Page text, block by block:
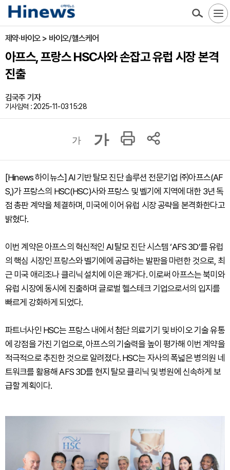
제약·바이오 > 바이오/헬스케어
아프스, 프랑스 HSC사와 손잡고 유럽 시장 본격
진출
김국주 기자
기사입력 : 2025-11-03 15:28
가 가
[Hinews 하이뉴스] AI 기반 탈모 진단 솔루션 전문기업 ㈜아프스(AF
S,)가 프랑스의 HSC(HSC)사와 프랑스 및 벨기에 지역에 대한 3년 독
점 총판 계약을 체결하며, 미국에 이어 유럽 시장 공략을 본격화한다고
밝혔다.
이번 계약은 아프스의 혁신적인 AI 탈모 진단 시스템 ‘AFS 3D’를 유럽
의 핵심 시장인 프랑스와 벨기에에 공급하는 발판을 마련한 것으로, 최
근 미국 애리조나 클리닉 설치에 이은 쾌거다. 이로써 아프스는 북미와
유럽 시장에 동시에 진출하며 글로벌 헬스테크 기업으로서의 입지를
빠르게 강화하게 되었다.
파트너사인 HSC는 프랑스 내에서 첨단 의료기기 및 바이오 기술 유통
에 강점을 가진 기업으로, 아프스의 기술력을 높이 평가해 이번 계약을
적극적으로 추진한 것으로 알려졌다. HSC는 자사의 폭넓은 병의원 네
트워크를 활용해 AFS 3D를 현지 탈모 클리닉 및 병원에 신속하게 보
급할 계획이다.